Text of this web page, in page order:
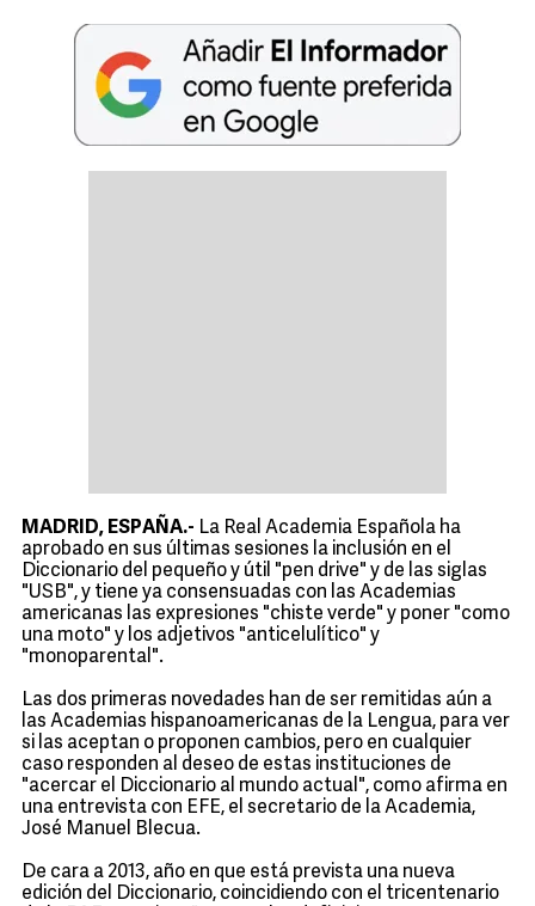
MADRID, ESPAÑA.- La Real Academia Española ha
aprobado en sus últimas sesiones la inclusión en el
Diccionario del pequeño y útil "pen drive" y de las siglas
"USB", y tiene ya consensuadas con las Academias
americanas las expresiones "chiste verde" y poner "como
una moto" y los adjetivos "anticelulítico" y
"monoparental".
Las dos primeras novedades han de ser remitidas aún a
las Academias hispanoamericanas de la Lengua, para ver
si las aceptan o proponen cambios, pero en cualquier
caso responden al deseo de estas instituciones de
"acercar el Diccionario al mundo actual", como afirma en
una entrevista con EFE, el secretario de la Academia,
José Manuel Blecua.
De cara a 2013, año en que está prevista una nueva
edición del Diccionario, coincidiendo con el tricentenario